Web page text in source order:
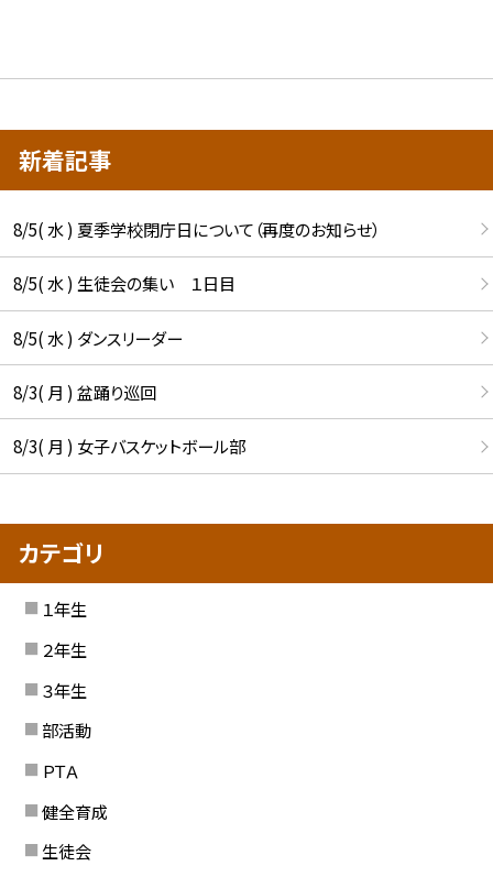
新着記事
8/5( 水 ) 夏季学校閉庁日について（再度のお知らせ）
8/5( 水 ) 生徒会の集い １日目
8/5( 水 ) ダンスリーダー
8/3( 月 ) 盆踊り巡回
8/3( 月 ) 女子バスケットボール部
カテゴリ
１年生
２年生
３年生
部活動
ＰＴＡ
健全育成
生徒会